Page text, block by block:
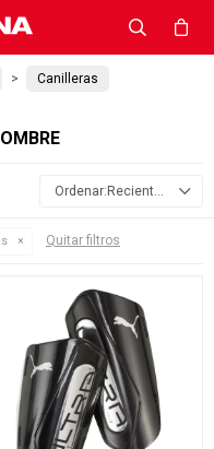
Canilleras
Recientes
Quitar filtros